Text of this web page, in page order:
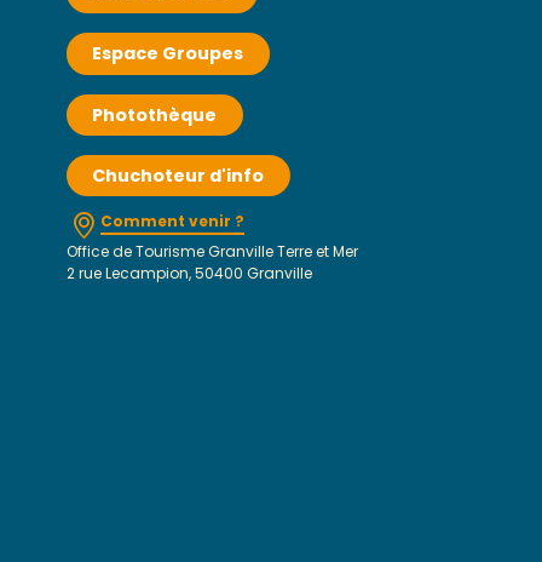
Espace Groupes
Photothèque
Chuchoteur d'info
Comment venir ?
Office de Tourisme Granville Terre et Mer
2 rue Lecampion, 50400 Granville